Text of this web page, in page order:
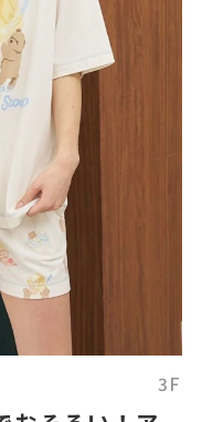
3F